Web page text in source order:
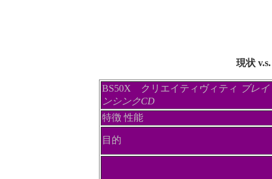
現状
BS50X クリエイティヴィティ ブレイ
ンシンクCD
特徴 性能
目的